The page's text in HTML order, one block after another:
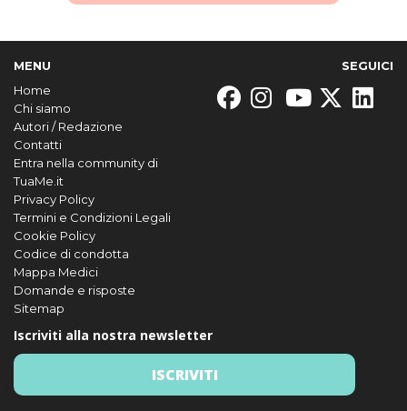
MENU
Home
Chi siamo
Autori / Redazione
Contatti
Entra nella community di
TuaMe.it
Privacy Policy
Termini e Condizioni Legali
Cookie Policy
Codice di condotta
Mappa Medici
Domande e risposte
Sitemap
SEGUICI
Iscriviti alla nostra newsletter
ISCRIVITI